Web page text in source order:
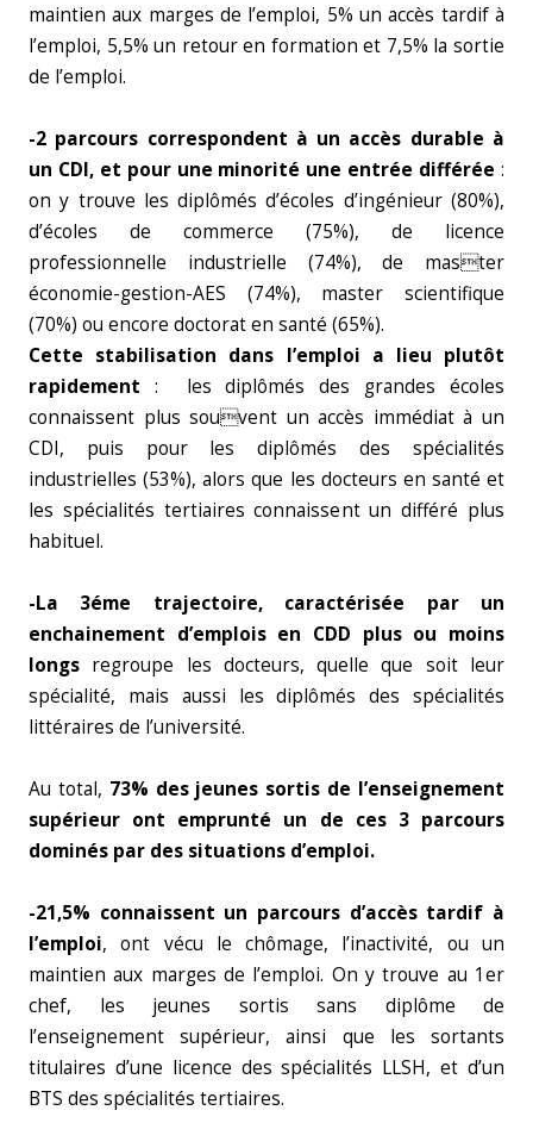
maintien aux marges de l’emploi, 5% un accès tardif à
l’emploi, 5,5% un retour en formation et 7,5% la sortie
de l’emploi.
-2 parcours correspondent à un accès durable à
un CDI, et pour une minorité une entrée différée :
on y trouve les diplômés d’écoles d’ingénieur (80%),
d’écoles de commerce (75%), de licence
professionnelle industrielle (74%), de master
économie-gestion-AES (74%), master scientifique
(70%) ou encore doctorat en santé (65%).
Cette stabilisation dans l’emploi a lieu plutôt
rapidement : les diplômés des grandes écoles
connaissent plus souvent un accès immédiat à un
CDI, puis pour les diplômés des spécialités
industrielles (53%), alors que les docteurs en santé et
les spécialités tertiaires connaissent un différé plus
habituel.
-La 3éme trajectoire, caractérisée par un
enchainement d’emplois en CDD plus ou moins
longs regroupe les docteurs, quelle que soit leur
spécialité, mais aussi les diplômés des spécialités
littéraires de l’université.
Au total, 73% des jeunes sortis de l’enseignement
supérieur ont emprunté un de ces 3 parcours
dominés par des situations d’emploi.
-21,5% connaissent un parcours d’accès tardif à
l’emploi, ont vécu le chômage, l’inactivité, ou un
maintien aux marges de l’emploi. On y trouve au 1er
chef, les jeunes sortis sans diplôme de
l’enseignement supérieur, ainsi que les sortants
titulaires d’une licence des spécialités LLSH, et d’un
BTS des spécialités tertiaires.